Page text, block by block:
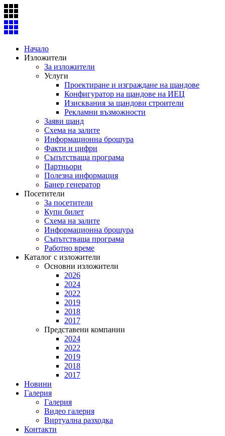
Начало
Изложители
За изложители
Услуги
Проектиране и изграждане на щандове
Конфигуратор на щандове на ИЕЦ
Изисквания за щандови строители
Рекламни възможности
Заяви щанд
Схема на залите
Информационна брошура
Факти и цифри
Съпътстваща програма
Партньори
Полезна информация
Банер генератор
Посетители
За посетители
Купи билет
Схема на залите
Информационна брошура
Съпътстваща програма
Работно време
Каталог с изложители
Основни изложители
2026
2024
2022
2019
2018
2017
Представени компании
2024
2022
2019
2018
2017
Новини
Галерия
Галерия
Видео галерия
Виртуална разходка
Контакти